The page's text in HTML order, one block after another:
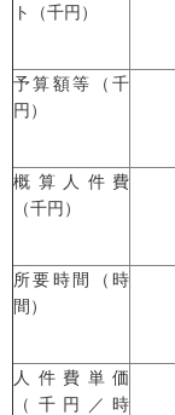
ト（千円）
予算額等（千
円）
概算人件費
（千円）
所要時間（時
間）
人件費単価
（千円／時